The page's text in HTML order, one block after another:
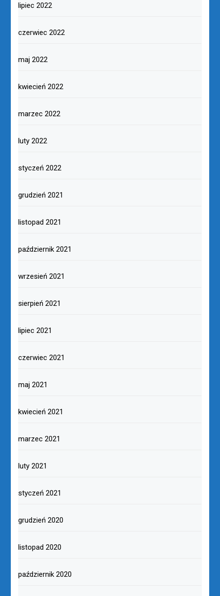
lipiec 2022
czerwiec 2022
maj 2022
kwiecień 2022
marzec 2022
luty 2022
styczeń 2022
grudzień 2021
listopad 2021
październik 2021
wrzesień 2021
sierpień 2021
lipiec 2021
czerwiec 2021
maj 2021
kwiecień 2021
marzec 2021
luty 2021
styczeń 2021
grudzień 2020
listopad 2020
październik 2020